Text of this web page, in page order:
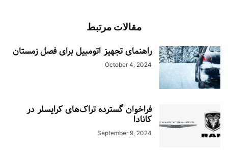
مقالات مرتبط
راهنمای تجهیز اتومبیل برای فصل زمستان
October 4, 2024
فراخوان گسترده تراک‌های کرایسلر در
کانادا
September 9, 2024